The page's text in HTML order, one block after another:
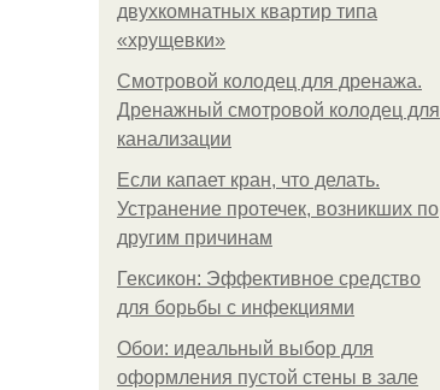
двухкомнатных квартир типа
«хрущевки»
Смотровой колодец для дренажа.
Дренажный смотровой колодец для
канализации
Если капает кран, что делать.
Устранение протечек, возникших по
другим причинам
Гексикон: Эффективное средство
для борьбы с инфекциями
Обои: идеальный выбор для
оформления пустой стены в зале